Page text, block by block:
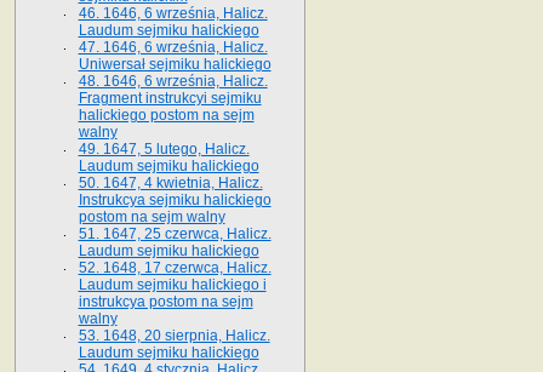
46. 1646, 6 września, Halicz.
Laudum sejmiku halickiego
47. 1646, 6 września, Halicz.
Uniwersał sejmiku halickiego
48. 1646, 6 września, Halicz.
Fragment instrukcyi sejmiku
halickiego postom na sejm
walny
49. 1647, 5 lutego, Halicz.
Laudum sejmiku halickiego
50. 1647, 4 kwietnia, Halicz.
Instrukcya sejmiku halickiego
postom na sejm walny
51. 1647, 25 czerwca, Halicz.
Laudum sejmiku halickiego
52. 1648, 17 czerwca, Halicz.
Laudum sejmiku halickiego i
instrukcya postom na sejm
walny
53. 1648, 20 sierpnia, Halicz.
Laudum sejmiku halickiego